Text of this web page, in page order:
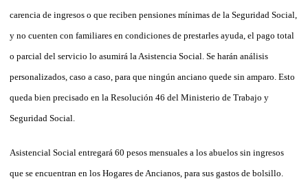
carencia de ingresos o que reciben pensiones mínimas de la Seguridad Social,
y no cuenten con familiares en condiciones de prestarles ayuda, el pago total
o parcial del servicio lo asumirá la Asistencia Social. Se harán análisis
personalizados, caso a caso, para que ningún anciano quede sin amparo. Esto
que­da bien precisado en la Resolución 46 del Ministerio de Trabajo y
Seguridad Social.
Asistencial Social entregará 60 pesos mensuales a los abuelos sin ingresos
que se encuentran en los Hogares de Ancianos, para sus gastos de bolsillo.